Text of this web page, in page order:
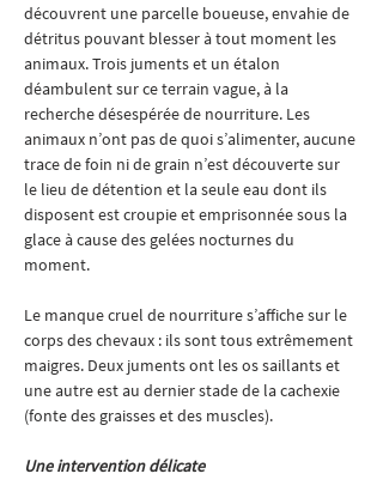
découvrent une parcelle boueuse, envahie de
détritus pouvant blesser à tout moment les
animaux. Trois juments et un étalon
déambulent sur ce terrain vague, à la
recherche désespérée de nourriture. Les
animaux n’ont pas de quoi s’alimenter, aucune
trace de foin ni de grain n’est découverte sur
le lieu de détention et la seule eau dont ils
disposent est croupie et emprisonnée sous la
glace à cause des gelées nocturnes du
moment.
Le manque cruel de nourriture s’affiche sur le
corps des chevaux : ils sont tous extrêmement
maigres. Deux juments ont les os saillants et
une autre est au dernier stade de la cachexie
(fonte des graisses et des muscles).
Une intervention délicate